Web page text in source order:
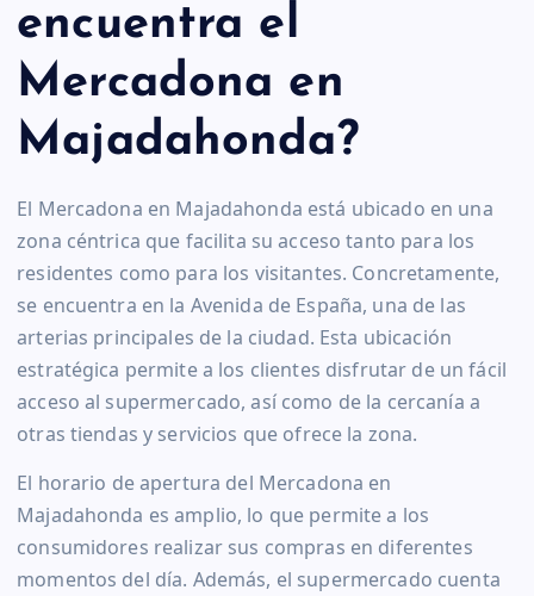
encuentra el
Mercadona en
Majadahonda?
El Mercadona en Majadahonda está ubicado en una
zona céntrica que facilita su acceso tanto para los
residentes como para los visitantes. Concretamente,
se encuentra en la Avenida de España, una de las
arterias principales de la ciudad. Esta ubicación
estratégica permite a los clientes disfrutar de un fácil
acceso al supermercado, así como de la cercanía a
otras tiendas y servicios que ofrece la zona.
El horario de apertura del Mercadona en
Majadahonda es amplio, lo que permite a los
consumidores realizar sus compras en diferentes
momentos del día. Además, el supermercado cuenta